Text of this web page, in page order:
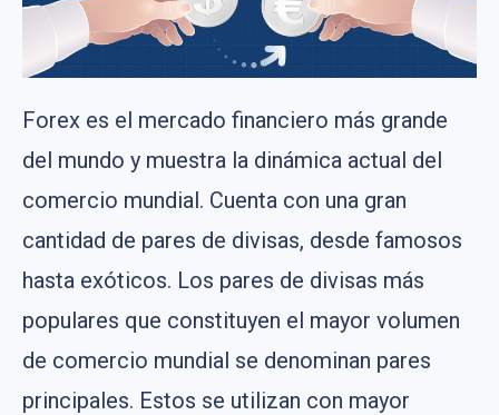
Forex es el mercado financiero más grande
del mundo y muestra la dinámica actual del
comercio mundial. Cuenta con una gran
cantidad de pares de divisas, desde famosos
hasta exóticos. Los pares de divisas más
populares que constituyen el mayor volumen
de comercio mundial se denominan pares
principales. Estos se utilizan con mayor